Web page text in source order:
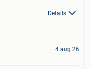
Details
4 aug 26